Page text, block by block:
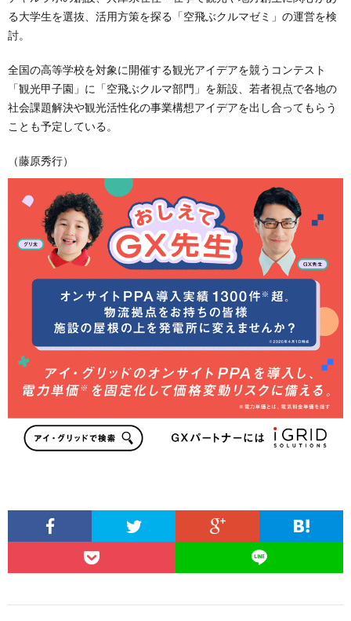
る大学生を選抜、活用方策を探る「空飛ぶクルマゼミ」の運営を検
討。
全国の高等学校を対象に開催する観光アイデアを競うコンテスト
「観光甲子園」に「空飛ぶクルマ部門」を新設、若者視点で各地の
社会課題解決や観光活性化の事業構想アイデアを出し合ってもらう
ことも予定している。
（藤原秀行）